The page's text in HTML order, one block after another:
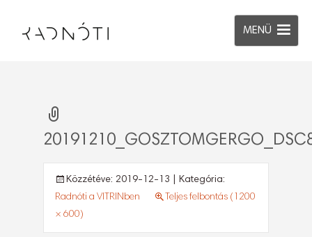
MENÜ
Közzétéve: 2019-12-13 | Kategória:
Radnóti a VITRINben
Teljes felbontás (1200
× 600)